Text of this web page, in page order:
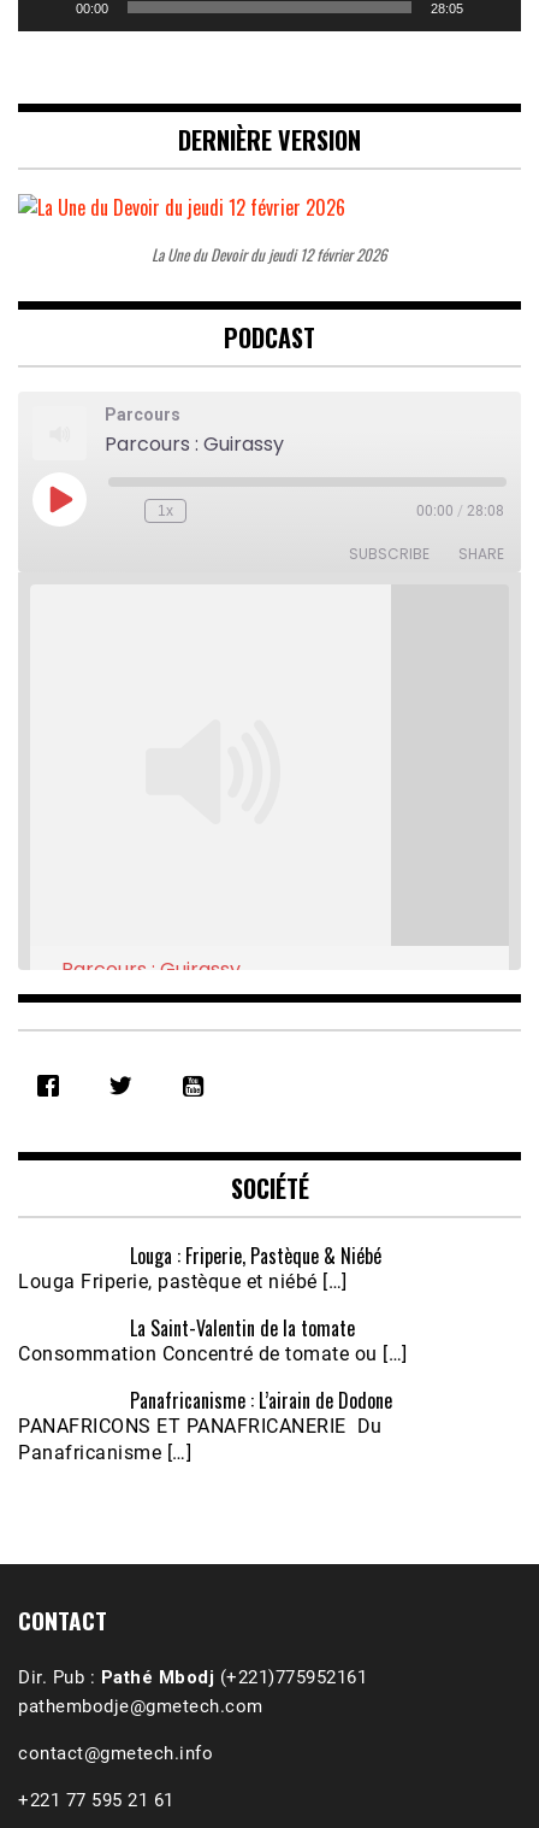
00:00 28:05
DERNIÈRE VERSION
La Une du Devoir du jeudi 12 février 2026
PODCAST
Parcours
Parcours : Guirassy
Play
Episode
Rewind
1x 00:00 / 28:08
SUBSCRIBE SHARE
RSS FEED
EMBED
Parcours : Guirassy
Feb 16, 2021 • 28:08
Écoutez le parcours de Claudiane Kapia
Nobana (Podologue)
Feb 24, 2021 • 28mn
SOCIÉTÉ
Louga : Friperie, Pastèque & Niébé
Louga Friperie, pastèque et niébé […]
La Saint-Valentin de la tomate
Consommation Concentré de tomate ou […]
Panafricanisme : L’airain de Dodone
PANAFRICONS ET PANAFRICANERIE Du
Panafricanisme […]
CONTACT
Dir. Pub : Pathé Mbodj (+221)775952161
pathembodje@gmetech.com
contact@gmetech.info
+221 77 595 21 61